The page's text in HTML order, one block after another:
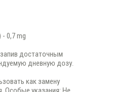
0,7 mg
достаточным
дневную дозу.
как замену